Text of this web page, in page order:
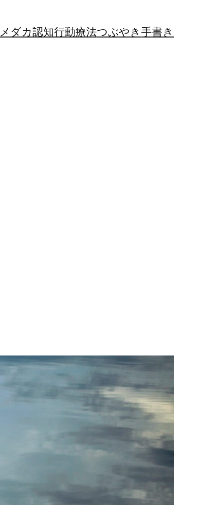
メダカ認知行動療法つぶやき手書き